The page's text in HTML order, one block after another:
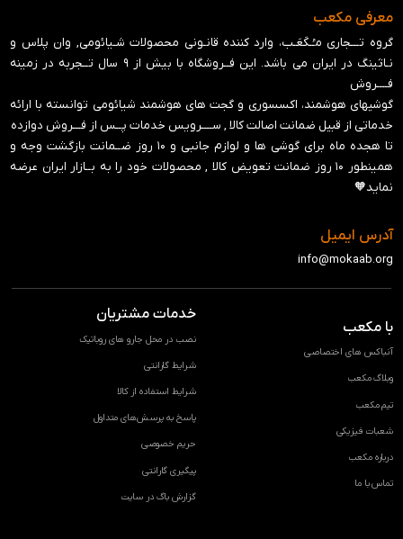
معرفی مکعب
گروه تـــجاری مـُـکَعَـب، وارد کننده قانـونی محصولات شـیائومی, وان پلاس و
نـاثینگ در ایران می باشد. این فــروشگاه با بیش از ۹ سال تــجربه در زمینه
فــــروش
گوشیهای هوشمند، اکسسوری و گجت های هوشمند شیائومی توانسته با ارائه
خدماتی از قبیل ضمانت اصالت کالا , ســــرویس خدمات پــس از فـــروش دوازده
تا هجده ماه برای گوشی ها و لوازم جانبی و ‍۱۰ روز ضــمانت بازگشت وجه و
همینطور ۱۰ روز ضمانت تعویض کالا , محصولات خود را به بــازار ایران عرضه
نماید🧡
آدرس ایمیل
info@mokaab.org
با مکعب
آنباکس های اختصاصی
وبلاگ مکعب
تیم مکعب
شعبات فیزیکی
درباره مکعب
تماس با ما
خدمات مشتریان
نصب در محل جارو های روباتیک
شرایط گارانتی
شرایط استفاده از کالا
پاسخ به پرسش‌های متداول
حریم خصوصی
پیگیری گارانتی
گزارش باگ در سایت